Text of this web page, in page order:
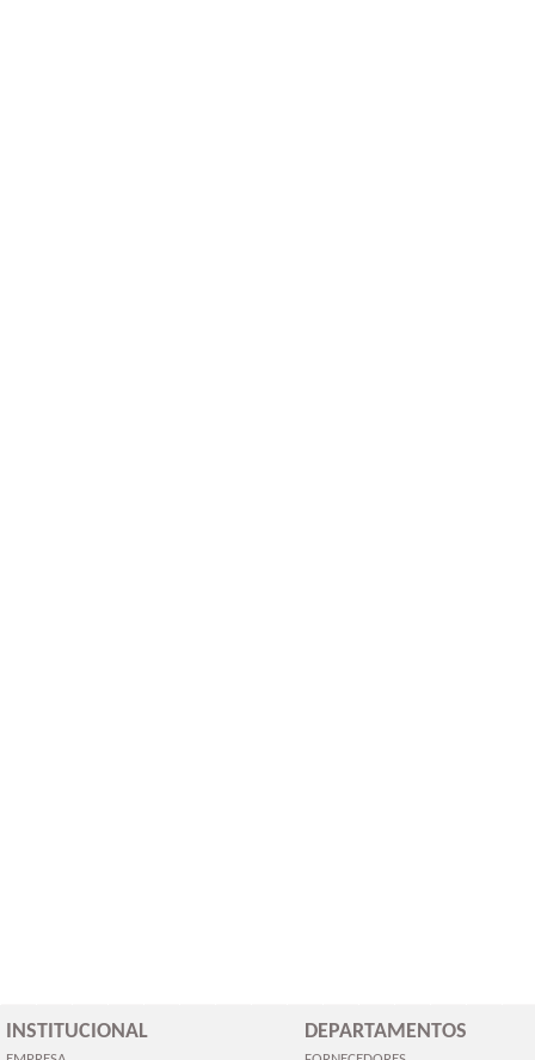
INSTITUCIONAL DEPARTAMENTOS